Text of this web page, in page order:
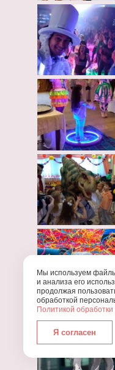
Мы используем
и анализа его
продолжая
обработкой
Политикой
Я согласен